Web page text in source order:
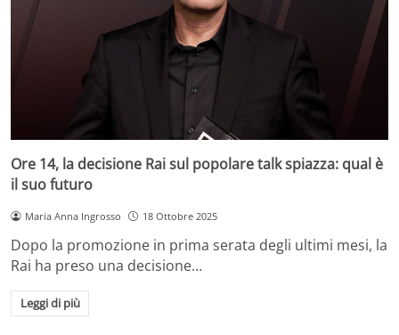
Ore 14, la decisione Rai sul popolare talk spiazza: qual è
il suo futuro
Maria Anna Ingrosso 18 Ottobre 2025
Dopo la promozione in prima serata degli ultimi mesi, la
Rai ha preso una decisione…
Leggi di più